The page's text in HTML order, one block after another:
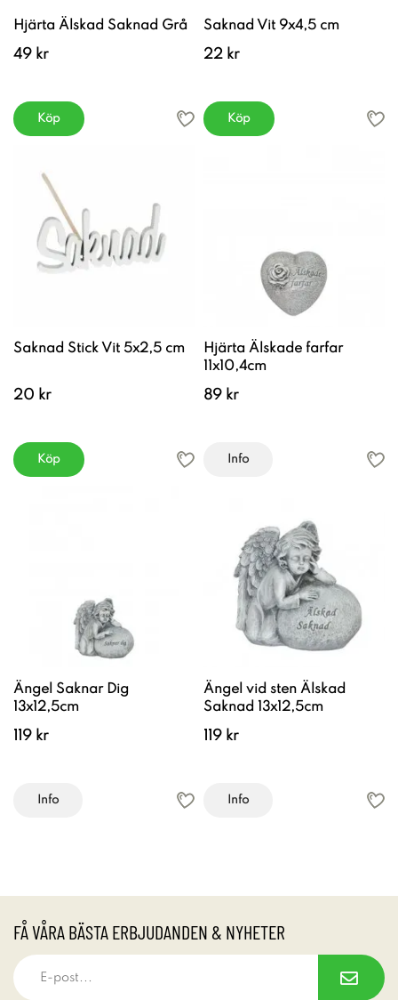
Hjärta Älskad Saknad Grå
49 kr
Köp
Saknad Vit 9x4,5 cm
22 kr
Köp
Saknad Stick Vit 5x2,5 cm
20 kr
Köp
Hjärta Älskade farfar
11x10,4cm
89 kr
Info
Ängel Saknar Dig
13x12,5cm
119 kr
Info
Ängel vid sten Älskad
Saknad 13x12,5cm
119 kr
Info
FÅ VÅRA BÄSTA ERBJUDANDEN & NYHETER